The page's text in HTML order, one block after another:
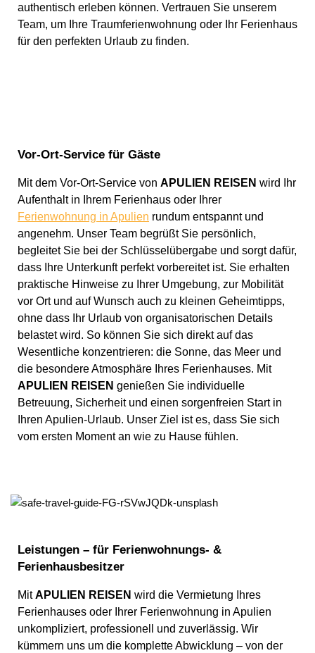
authentisch erleben können. Vertrauen Sie unserem
Team, um Ihre Traumferienwohnung oder Ihr Ferienhaus
für den perfekten Urlaub zu finden.
Vor-Ort-Service für Gäste
Mit dem Vor-Ort-Service von APULIEN REISEN wird Ihr
Aufenthalt in Ihrem Ferienhaus oder Ihrer
Ferienwohnung in Apulien rundum entspannt und
angenehm. Unser Team begrüßt Sie persönlich,
begleitet Sie bei der Schlüsselübergabe und sorgt dafür,
dass Ihre Unterkunft perfekt vorbereitet ist. Sie erhalten
praktische Hinweise zu Ihrer Umgebung, zur Mobilität
vor Ort und auf Wunsch auch zu kleinen Geheimtipps,
ohne dass Ihr Urlaub von organisatorischen Details
belastet wird. So können Sie sich direkt auf das
Wesentliche konzentrieren: die Sonne, das Meer und
die besondere Atmosphäre Ihres Ferienhauses. Mit
APULIEN REISEN genießen Sie individuelle
Betreuung, Sicherheit und einen sorgenfreien Start in
Ihren Apulien-Urlaub. Unser Ziel ist es, dass Sie sich
vom ersten Moment an wie zu Hause fühlen.
Leistungen – für Ferienwohnungs- &
Ferienhausbesitzer
MitAPULIEN REISEN wird die Vermietung Ihres
Ferienhauses oder Ihrer Ferienwohnung in Apulien
unkompliziert, professionell und zuverlässig. Wir
kümmern uns um die komplette Abwicklung – von der